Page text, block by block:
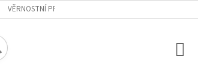
VĚRNOSTNÍ PROGRAM